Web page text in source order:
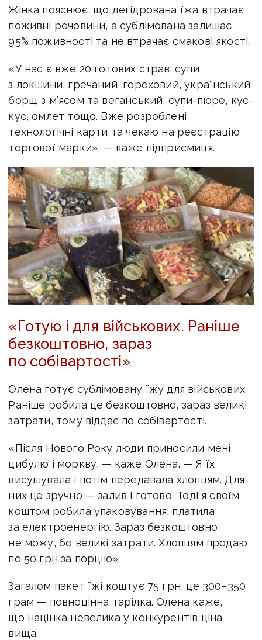
Жінка пояснює, що дегідрована їжа втрачає
поживні речовини, а сублімована залишає
95% поживності та не втрачає смакові якості.
«У нас є вже 20 готових страв: супи
з локшини, гречаний, гороховий, український
борщ з м’ясом та веганський, супи-пюре, кус-
кус, омлет тощо. Вже розроблені
технологічні карти та чекаю на реєстрацію
торгової марки», — каже підприємиця.
«Готую і для військових. Раніше
безкоштовно, зараз
по собівартості»
Олена готує сублімовану їжу для військових.
Раніше робила це безкоштовно, зараз великі
затрати, тому віддає по собівартості.
«Після Нового Року люди приносили мені
цибулю і моркву, — каже Олена. — Я їх
висушувала і потім передавала хлопцям. Для
них це зручно — залив і готово. Тоді я своїм
коштом робила упаковування, платила
за електроенергію. Зараз безкоштовно
не можу, бо великі затрати. Хлопцям продаю
по 50 грн за порцію».
Загалом пакет їжі коштує 75 грн, це 300−350
грам — повноцінна тарілка. Олена каже,
що націнка невелика у конкурентів ціна
вища.